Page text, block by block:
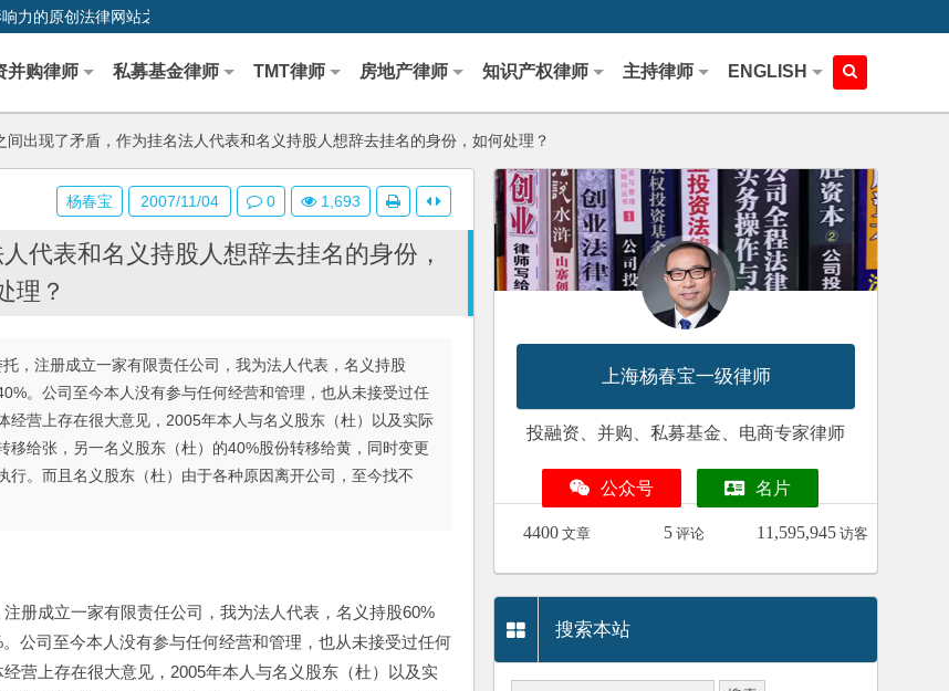
力的原创法律网站之一
并购律师 私募基金律师 TMT律师 房地产律师 知识产权律师 主持律师 ENGLISH
间出现了矛盾，作为挂名法人代表和名义持股人想辞去挂名的身份，如何处理？
代表和名义持股人想辞去挂名的身份，
理？
，注册成立一家有限责任公司，我为法人代表，名义持股
。公司至今本人没有参与任何经营和管理，也从未接受过任
营上存在很大意见，2005年本人与名义股东（杜）以及实际
给张，另一名义股东（杜）的40%股份转移给黄，同时变更
。而且名义股东（杜）由于各种原因离开公司，至今找不
册成立一家有限责任公司，我为法人代表，名义持股60%
公司至今本人没有参与任何经营和管理，也从未接受过任何
营上存在很大意见，2005年本人与名义股东（杜）以及实
杨春宝 2007/11/04 0 1,693
上海杨春宝一级律师
投融资、并购、私募基金、电商专家律师
公众号 名片
4400 文章 5 评论 11,595,945 访客
搜索本站